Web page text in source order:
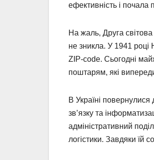
ефективність і почала
На жаль, Друга
не зникла. У 1941
ZIP-code. Сьогодні
поштарям, які
В Україні
зв’язку та
адміністративний
логістики. Завдяки